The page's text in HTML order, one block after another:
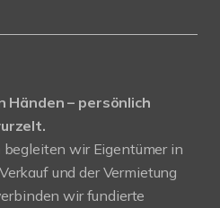
Händen – persönlich
begleiten wir Eigentümer in
und der Vermietung
wir fundierte